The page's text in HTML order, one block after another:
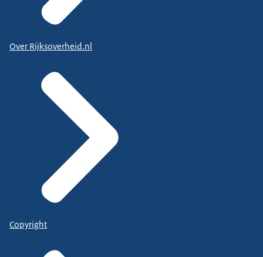
Over Rijksoverheid.nl
Copyright